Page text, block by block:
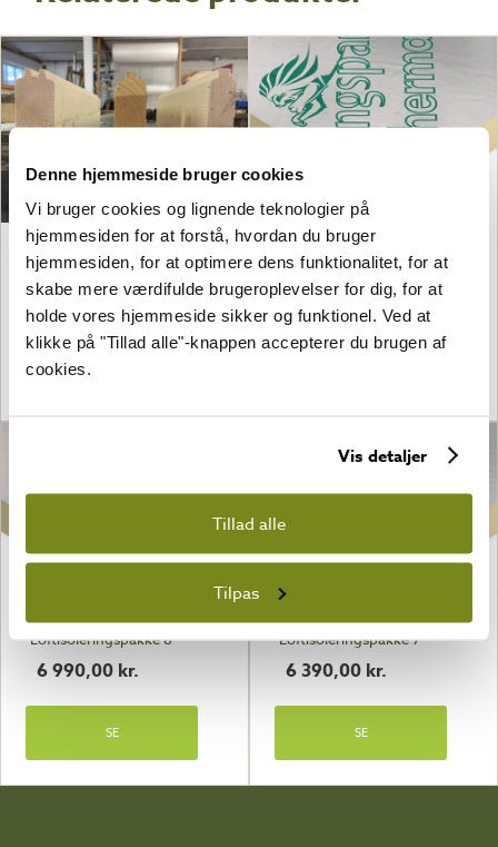
Denne hjemmeside bruger cookies
Vi bruger cookies og lignende teknologier på
hjemmesiden for at forstå, hvordan du bruger
hjemmesiden, for at optimere dens funktionalitet, for at
skabe mere værdifulde brugeroplevelser for dig, for at
holde vores hjemmeside sikker og funktionel. Ved at
klikke på "Tillad alle"-knappen accepterer du brugen af
cookies.
Vis detaljer
Tillad alle
Tilpas
vægplanker til lillevilla 59
Mustikka 28 mm
1 200,00 kr.
Gulv og loftsisoleringspakke til
lillevilla Paasvesi
20 390,00 kr.
Loftisoleringspakke 8
6 990,00 kr.
SE
Loftisoleringspakke 7
6 390,00 kr.
SE